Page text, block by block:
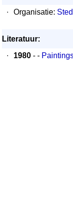
·
Organisatie:
Literatuur:
·
1980 - -